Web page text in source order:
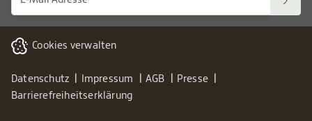
Cookies verwalten
Datenschutz Impressum AGB
Presse
Barrierefreiheitserklärung